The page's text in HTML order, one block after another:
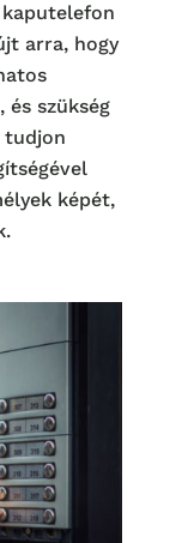
kaputelefon
arra, hogy
szükség
tudjon
képét,